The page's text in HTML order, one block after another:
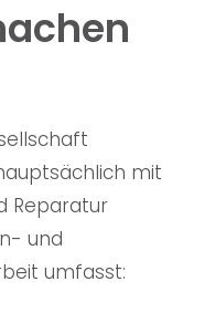
mit
Reparatur
und
umfasst: